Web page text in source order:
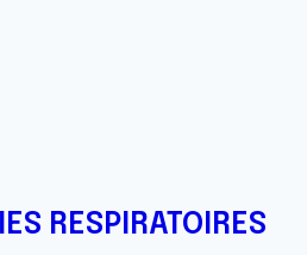
RESPIRATOIRES